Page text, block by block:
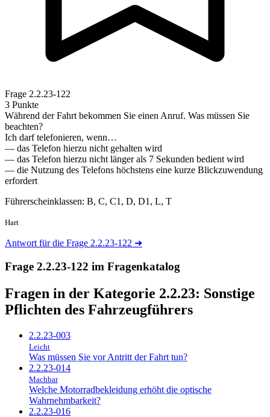
Frage 2.2.23-122
3 Punkte
Während der Fahrt bekommen Sie einen Anruf. Was müssen Sie
beachten?
Ich darf telefonieren, wenn…
— das Telefon hierzu nicht gehalten wird
— das Telefon hierzu nicht länger als 7 Sekunden bedient wird
— die Nutzung des Telefons höchstens eine kurze Blickzuwendung
erfordert
Führerscheinklassen: B, C, C1, D, D1, L, T
Hart
Antwort für die Frage 2.2.23-122 ➜
Frage 2.2.23-122 im Fragenkatalog
Fragen in der Kategorie 2.2.23: Sonstige
Pflichten des Fahrzeugführers
2.2.23-003
Leicht
Was müssen Sie vor Antritt der Fahrt tun?
2.2.23-014
Machbar
Welche Motorradbekleidung erhöht die optische
Wahrnehmbarkeit?
2.2.23-016